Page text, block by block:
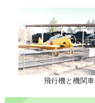
飛行機と機関車